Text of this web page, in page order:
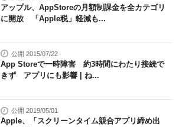
アップル、AppStoreの月額制課金を全カテゴリ
に開放 「Apple税」軽減も...
公開 2015/07/22
App Storeで一時障害 約3時間にわたり接続で
きず アプリにも影響 | ね...
公開 2019/05/01
Apple、「スクリーンタイム競合アプリ締め出